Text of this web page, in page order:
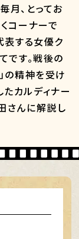
月、とってお
コーナーで
表する女優ク
です。戦後の
の精神を受け
カルディナー
さんに解説し